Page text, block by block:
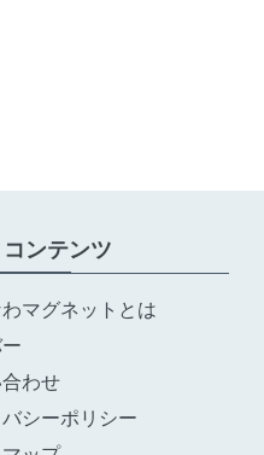
ンテンツ
マグネットとは
わせ
シーポリシー